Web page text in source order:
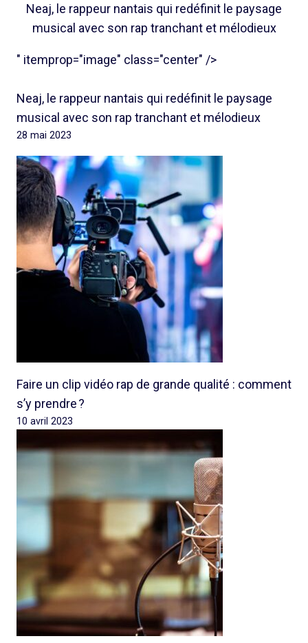
Neaj, le rappeur nantais qui redéfinit le paysage
musical avec son rap tranchant et mélodieux
" itemprop="image" class="center" />
Neaj, le rappeur nantais qui redéfinit le paysage
musical avec son rap tranchant et mélodieux
28 mai 2023
Faire un clip vidéo rap de grande qualité : comment
s’y prendre ?
10 avril 2023